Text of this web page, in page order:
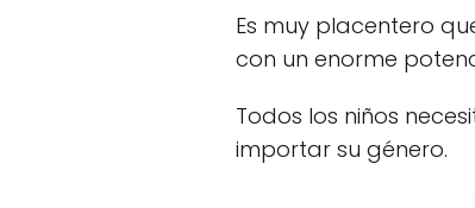
Es muy placentero
con un enorme
Todos los niños
importar su género.